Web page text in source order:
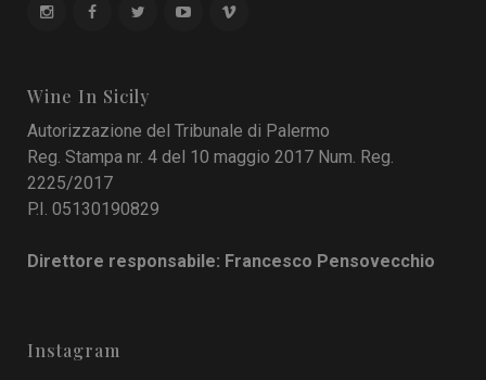
Wine In Sicily
Autorizzazione del Tribunale di Palermo
Reg. Stampa nr. 4 del 10 maggio 2017 Num. Reg.
2225/2017
P.I. 05130190829
Direttore responsabile: Francesco Pensovecchio
Instagram